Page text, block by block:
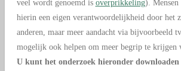
veel wordt genoemd is overprikkeling). Mensen
hierin een eigen verantwoordelijkheid door het
anderen, maar meer aandacht via bijvoorbeeld
mogelijk ook helpen om meer begrip te krijgen
U kunt het onderzoek hieronder downloaden